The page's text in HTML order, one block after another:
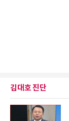
김대호 진단